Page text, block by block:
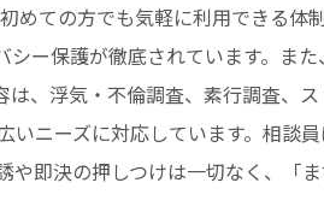
めての方でも気軽に利用できる体
ー保護が徹底されています。また
、浮気・不倫調査、素行調査、ス
いニーズに対応しています。相談
や即決の押しつけは一切なく、「